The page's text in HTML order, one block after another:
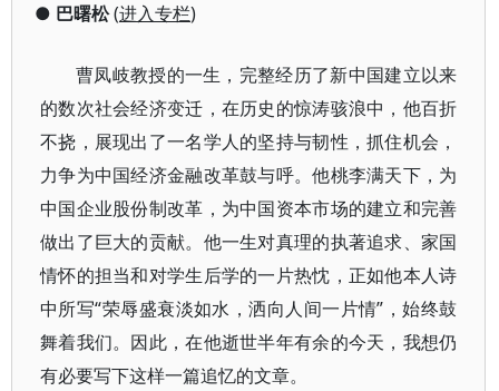
● 巴曙松(进入专栏)
曹凤岐教授的一生，完整经历了新中国建立以来
的数次社会经济变迁，在历史的惊涛骇浪中，他百折
不挠，展现出了一名学人的坚持与韧性，抓住机会，
力争为中国经济金融改革鼓与呼。他桃李满天下，为
中国企业股份制改革，为中国资本市场的建立和完善
做出了巨大的贡献。他一生对真理的执著追求、家国
情怀的担当和对学生后学的一片热忱，正如他本人诗
中所写“荣辱盛衰淡如水，洒向人间一片情”，始终鼓
舞着我们。因此，在他逝世半年有余的今天，我想仍
有必要写下这样一篇追忆的文章。